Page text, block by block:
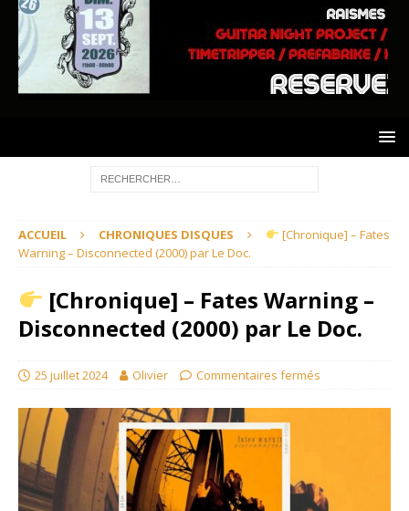
ACCUEIL CHRONIQUES DISQUES
[Chronique] – Fates
Warning – Disconnected (2000) par Le Doc.
[Chronique] – Fates Warning –
Disconnected (2000) par Le Doc.
25 juillet 2024 Olivier Commentaires fermés